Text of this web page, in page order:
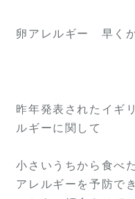
卵アレルギー 早く
昨年発表されたイギ
ルギーに関して
小さいうちから食べ
アレルギーを予防で